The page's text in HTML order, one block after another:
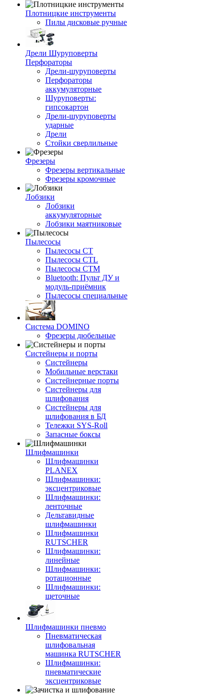
Плотницкие инструменты
Пилы дисковые ручные
Дрели Шуруповерты
Перфораторы
Дрели-шуруповерты
Перфораторы
аккумуляторные
Шуруповерты:
гипсокартон
Дрели-шуруповерты
ударные
Дрели
Стойки сверлильные
Фрезеры
Фрезеры вертикальные
Фрезеры кромочные
Лобзики
Лобзики
аккумуляторные
Лобзики маятниковые
Пылесосы
Пылесосы CT
Пылесосы CTL
Пылесосы CTM
Bluetooth: Пульт ДУ и
модуль-приёмник
Пылесосы специальные
Система DOMINO
Фрезеры дюбельные
Систейнеры и порты
Систейнеры
Мобильные верстаки
Систейнерные порты
Систейнеры для
шлифования
Систейнеры для
шлифования в БД
Тележки SYS-Roll
Запасные боксы
Шлифмашинки
Шлифмашинки
PLANEX
Шлифмашинки:
эксцентриковые
Шлифмашинки:
ленточные
Дельтавидные
шлифмашинки
Шлифмашинки
RUTSCHER
Шлифмашинки:
линейные
Шлифмашинки:
ротационные
Шлифмашинки:
щеточные
Шлифмашинки пневмо
Пневматическая
шлифовальная
машинка RUTSCHER
Шлифмашинки:
пневматические
эксцентриковые